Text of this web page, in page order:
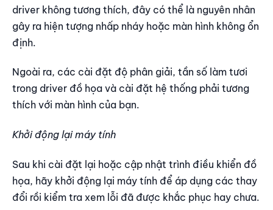
driver không tương thích, đây có thể là nguyên nhân
gây ra hiện tượng nhấp nháy hoặc màn hình không ổn
định.
Ngoài ra, các cài đặt độ phân giải, tần số làm tươi
trong driver đồ họa và cài đặt hệ thống phải tương
thích với màn hình của bạn.
Khởi động lại máy tính
Sau khi cài đặt lại hoặc cập nhật trình điều khiển đồ
họa, hãy khởi động lại máy tính để áp dụng các thay
đổi rồi kiểm tra xem lỗi đã được khắc phục hay chưa.